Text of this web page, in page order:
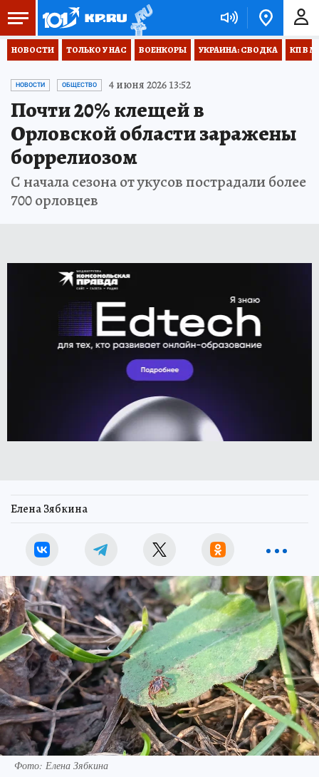
НОВОСТИ ТОЛЬКО У НАС ВОЕНКОРЫ УКРАИНА: СВОДКА КП В
НОВОСТИ ОБЩЕСТВО 4 июня 2026 13:52
Почти 20% клещей в
Орловской области заражены
боррелиозом
С начала сезона от укусов пострадали более
700 орловцев
Елена Зябкина
Фото: Елена Зябкина